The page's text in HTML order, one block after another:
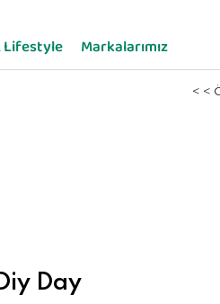
Markalarımız
< <
Day